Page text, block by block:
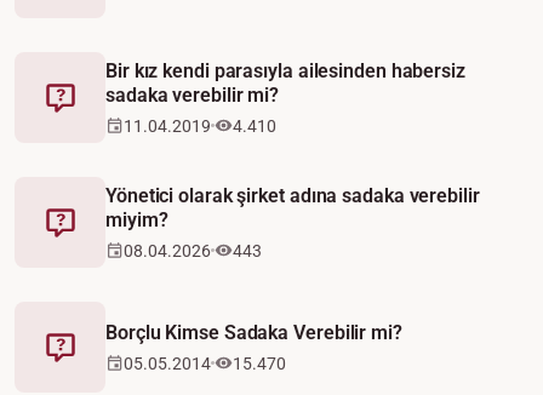
Fetva
Bir kız kendi parasıyla ailesinden habersiz
sadaka verebilir mi?
11.04.2019 4.410
Fetva
Yönetici olarak şirket adına sadaka verebilir
miyim?
08.04.2026 443
Fetva
Borçlu Kimse Sadaka Verebilir mi?
05.05.2014 15.470